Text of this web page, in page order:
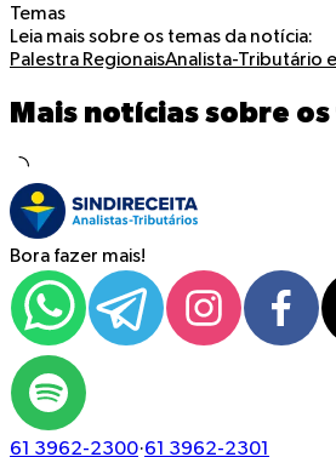
Temas
Leia mais sobre os temas da notícia:
Palestra RegionaisAnalista-Tributário
Mais notícias sobre
Bora fazer mais!
61 3962-2300·61 3962-2301